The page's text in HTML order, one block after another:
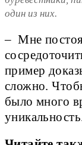
один из них.
– Мне
пример
сложно.
было много